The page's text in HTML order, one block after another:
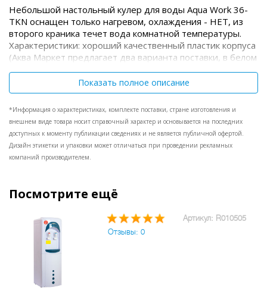
Небольшой настольный кулер для воды Aqua Work 36-
TKN оснащен только нагревом, охлаждения - НЕТ, из
второго краника течет вода комнатной температуры.
Характеристики: хороший качественный пластик корпуса
(Аква Маркет предлагает два варианта поставки, в белом
и серебристом корпусе);средние показатели нагрева -
не менее 7 литров горячей воды в час; систему нагрева
можно отключать, в таком случае диспенсер
превратится в простой водораздатчик;
розливает воду из установленной сверху на аппарат
обычные для всей серии 36 моделей краники
типа "нажим кружкой";
стаканодержатели с этим
диспенсером использовать нельзя - крепление не
предусмотрено;
электрический чайник и помпу для воды. Если
охлаждение Вам не нужно - смело заказывайте, Вы
получите качественный аппарат за хорошей цене.
Показать полное описание
*Информация о характеристиках, комплекте поставки, стране изготовления и
внешнем виде товара носит справочный характер и основывается на последних
доступных к моменту публикации сведениях и не является публичной офертой.
Дизайн этикетки и упаковки может отличаться при проведении рекламных
компаний производителем.
Посмотрите ещё
Артикул: R010505
Отзывы: 0